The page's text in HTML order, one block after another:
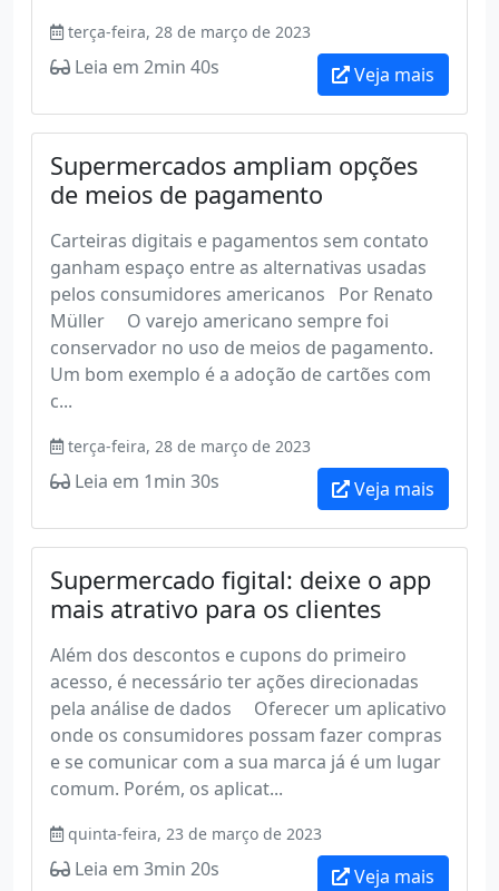
terça-feira, 28 de março de 2023
Leia em 2min 40s Veja mais
Supermercados ampliam opções
de meios de pagamento
Carteiras digitais e pagamentos sem contato
ganham espaço entre as alternativas usadas
pelos consumidores americanos Por Renato
Müller O varejo americano sempre foi
conservador no uso de meios de pagamento.
Um bom exemplo é a adoção de cartões com
c...
terça-feira, 28 de março de 2023
Leia em 1min 30s Veja mais
Supermercado figital: deixe o app
mais atrativo para os clientes
Além dos descontos e cupons do primeiro
acesso, é necessário ter ações direcionadas
pela análise de dados Oferecer um aplicativo
onde os consumidores possam fazer compras
e se comunicar com a sua marca já é um lugar
comum. Porém, os aplicat...
quinta-feira, 23 de março de 2023
Leia em 3min 20s Veja mais